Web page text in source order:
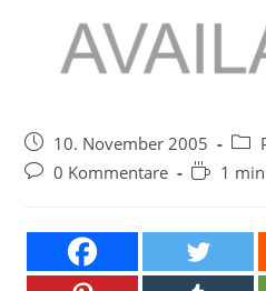
Beitrag
veröffentlicht:
10. November 2005
Beitrags-
0 Kommentare 1